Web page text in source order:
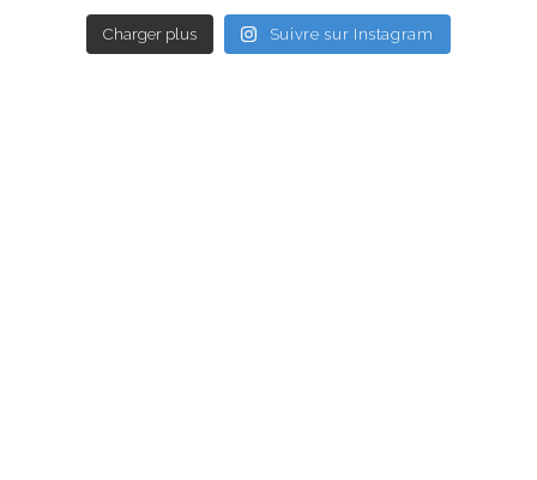
Charger plus Suivre sur Instagram